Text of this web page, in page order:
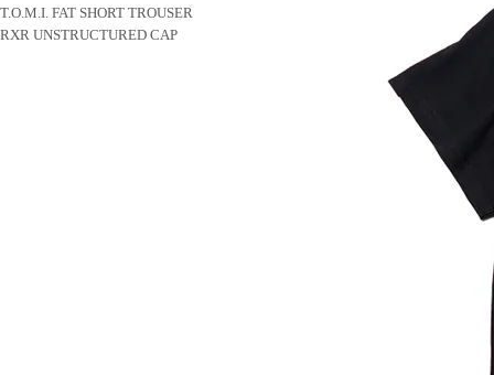
T.O.M.I. FAT SHORT TROUSER
RXR UNSTRUCTURED CAP